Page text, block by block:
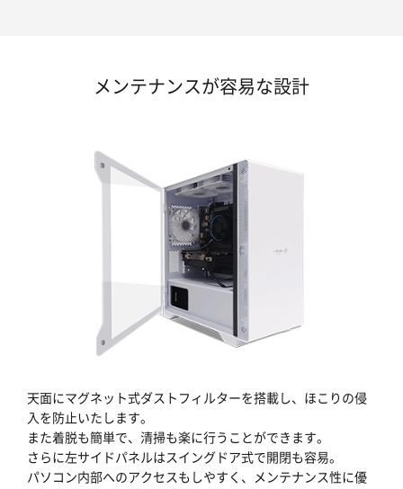
メンテナンスが容易な設計
天面にマグネット式ダストフィルターを搭載し、ほこりの侵
入を防止いたします。
また着脱も簡単で、清掃も楽に行うことができます。
さらに左サイドパネルはスイングドア式で開閉も容易。
パソコン内部へのアクセスもしやすく、メンテナンス性に優